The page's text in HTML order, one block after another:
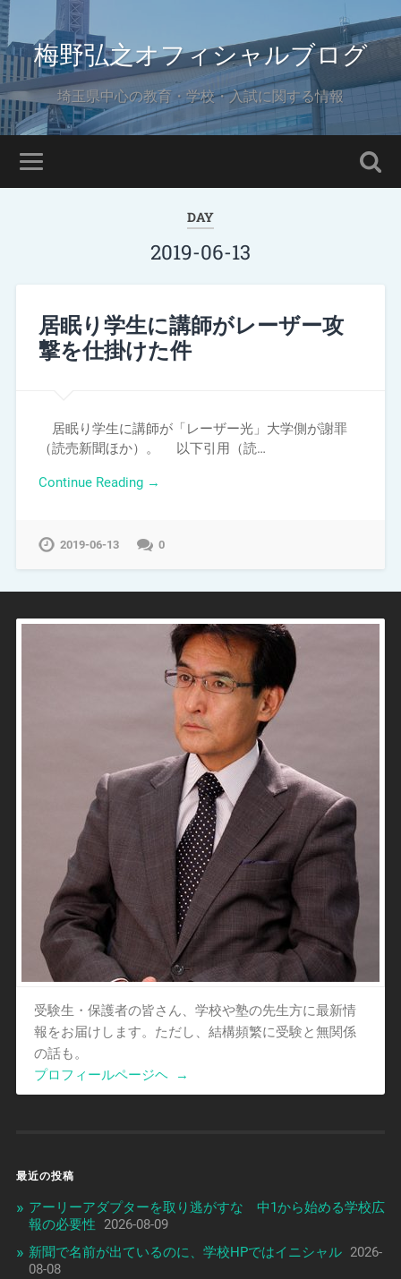
梅野弘之オフィシャルブログ
埼玉県中心の教育・学校・入試に関する情報
DAY
2019-06-13
居眠り学生に講師がレーザー攻
撃を仕掛けた件
居眠り学生に講師が「レーザー光」大学側が謝罪
（読売新聞ほか）。 以下引用（読…
Continue Reading →
2019-06-13 0
受験生・保護者の皆さん、学校や塾の先生方に最新情
報をお届けします。ただし、結構頻繁に受験と無関係
の話も。
プロフィールページヘ
→
最近の投稿
アーリーアダプターを取り逃がすな 中1から始める学校広
報の必要性
2026-08-09
新聞で名前が出ているのに、学校HPではイニシャル 2026-
08-08